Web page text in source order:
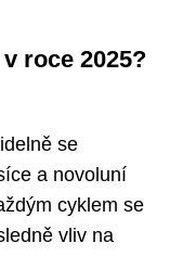
roce 2025?
se
a novoluní
cyklem se
vliv na